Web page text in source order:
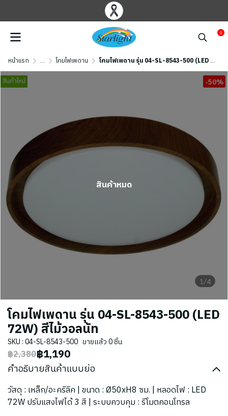
0
หน้าแรก ... โคมไฟเพดาน โคมไฟเพดาน รุ่น 04-SL-8543-500 (LED 72W) สีไม้วอลนัท
1/4
สินค้าใหม่ -50%
สินค้าหมด
โคมไฟเพดาน รุ่น 04-SL-8543-500 (LED
72W) สีไม้วอลนัท
SKU : 04-SL-8543-500 ขายแล้ว 0 ชิ้น
฿2,380฿1,190
คำอธิบายสินค้าแบบย่อ
วัสดุ : เหล็ก/อะคริลิค | ขนาด : Ø50xH8 ซม. | หลอดไฟ : LED
72W ปรับแสงไฟได้ 3 สี | ระบบควบคุม : รีโมตคอนโทรล